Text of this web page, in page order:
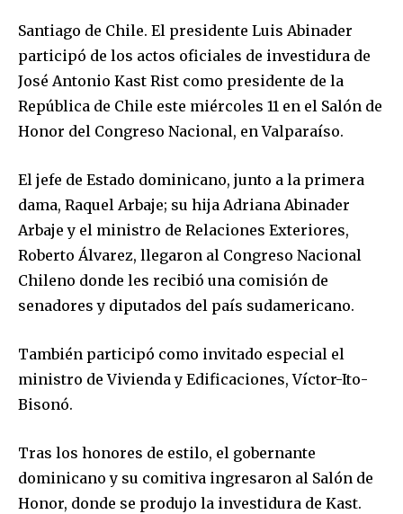
Santiago de Chile. El presidente Luis Abinader
participó de los actos oficiales de investidura de
José Antonio Kast Rist como presidente de la
República de Chile este miércoles 11 en el Salón de
Honor del Congreso Nacional, en Valparaíso.
El jefe de Estado dominicano, junto a la primera
dama, Raquel Arbaje; su hija Adriana Abinader
Arbaje y el ministro de Relaciones Exteriores,
Roberto Álvarez, llegaron al Congreso Nacional
Chileno donde les recibió una comisión de
senadores y diputados del país sudamericano.
También participó como invitado especial el
ministro de Vivienda y Edificaciones, Víctor-Ito-
Bisonó.
Tras los honores de estilo, el gobernante
dominicano y su comitiva ingresaron al Salón de
Honor, donde se produjo la investidura de Kast.